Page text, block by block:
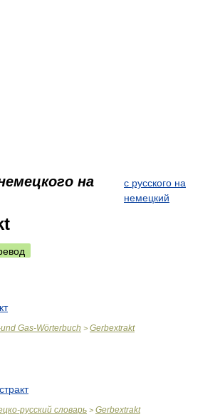
на
с русского на
немецкий
Gas-Wörterbuch > Gerbextrakt
русский словарь > Gerbextrakt